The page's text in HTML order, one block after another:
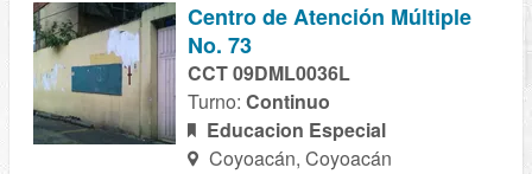
Centro de Atención Múltiple
No. 73
CCT 09DML0036L
Turno: Continuo
Educacion Especial
Coyoacán, Coyoacán